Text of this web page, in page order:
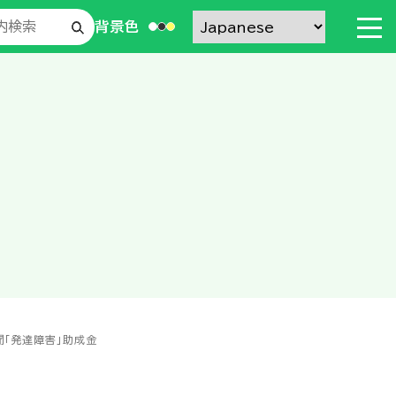
背景色
発達障害」助成金